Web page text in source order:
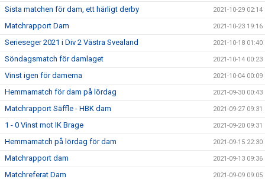
Sista matchen för dam, ett härligt derby 2021-10-29 02:14
Matchrapport Dam 2021-10-23 19:16
Serieseger 2021 i Div 2 Västra Svealand 2021-10-18 01:40
Söndagsmatch för damlaget 2021-10-14 00:23
Vinst igen för damerna 2021-10-04 00:09
Hemmamatch för dam på lördag 2021-09-30 00:43
Matchrapport Säffle - HBK dam 2021-09-27 09:31
1 - 0 Vinst mot IK Brage 2021-09-20 09:31
Hemmamatch på lördag för dam 2021-09-15 22:30
Matchrapport dam 2021-09-13 09:36
Matchreferat Dam 2021-09-09 09:05